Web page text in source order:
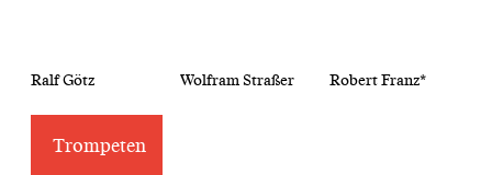
Ralf Götz Wolfram Straßer Robert Franz*
Trompeten